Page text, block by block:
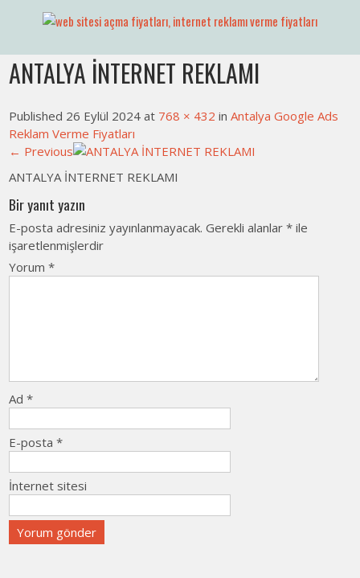
Web Sitesi Açma, İnternet Sitesi
Fiyatları
ANTALYA İNTERNET REKLAMI
Published 26 Eylül 2024 at 768 × 432 inAntalya Google Ads
Reklam Verme Fiyatları
← Previous
ANTALYA İNTERNET REKLAMI
Bir yanıt yazın
E-posta adresiniz yayınlanmayacak. Gerekli alanlar* ile
işaretlenmişlerdir
Yorum*
Ad*
E-posta*
İnternet sitesi